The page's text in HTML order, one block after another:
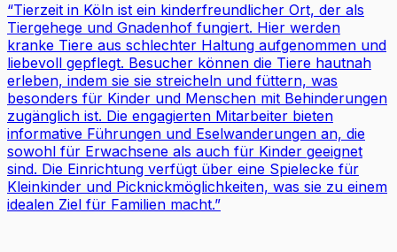
“Tierzeit in Köln ist ein kinderfreundlicher Ort, der als
Tiergehege und Gnadenhof fungiert. Hier werden
kranke Tiere aus schlechter Haltung aufgenommen und
liebevoll gepflegt. Besucher können die Tiere hautnah
erleben, indem sie sie streicheln und füttern, was
besonders für Kinder und Menschen mit Behinderungen
zugänglich ist. Die engagierten Mitarbeiter bieten
informative Führungen und Eselwanderungen an, die
sowohl für Erwachsene als auch für Kinder geeignet
sind. Die Einrichtung verfügt über eine Spielecke für
Kleinkinder und Picknickmöglichkeiten, was sie zu einem
idealen Ziel für Familien macht.”